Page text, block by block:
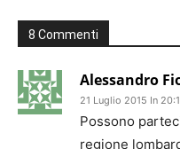
8 Commenti
Alessandro
21 Luglio 2015 In
Possono
regione